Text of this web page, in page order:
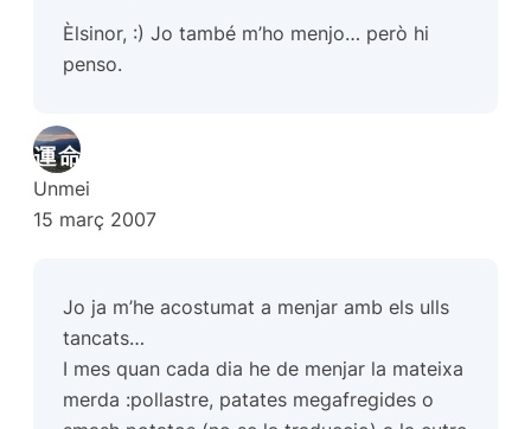
Èlsinor, :) Jo també m’ho menjo… però hi
penso.
Unmei
15 març 2007
Jo ja m’he acostumat a menjar amb els ulls
tancats…
I mes quan cada dia he de menjar la mateixa
merda :pollastre, patates megafregides o